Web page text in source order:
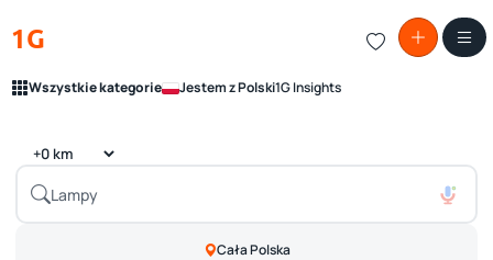
1G
Wszystkie kategorie Jestem z Polski1G Insights
Cała Polska